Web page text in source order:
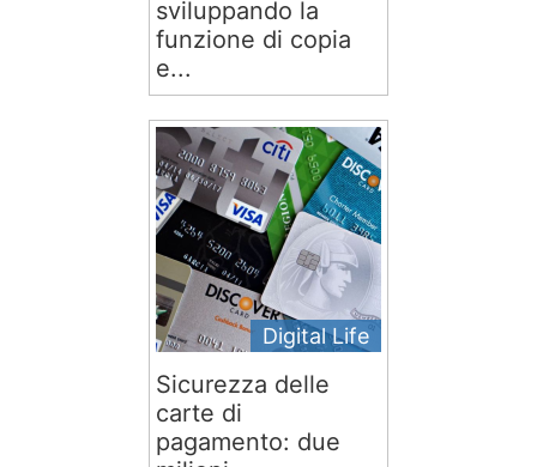
sviluppando la
funzione di copia
e...
Digital Life
Sicurezza delle
carte di
pagamento: due